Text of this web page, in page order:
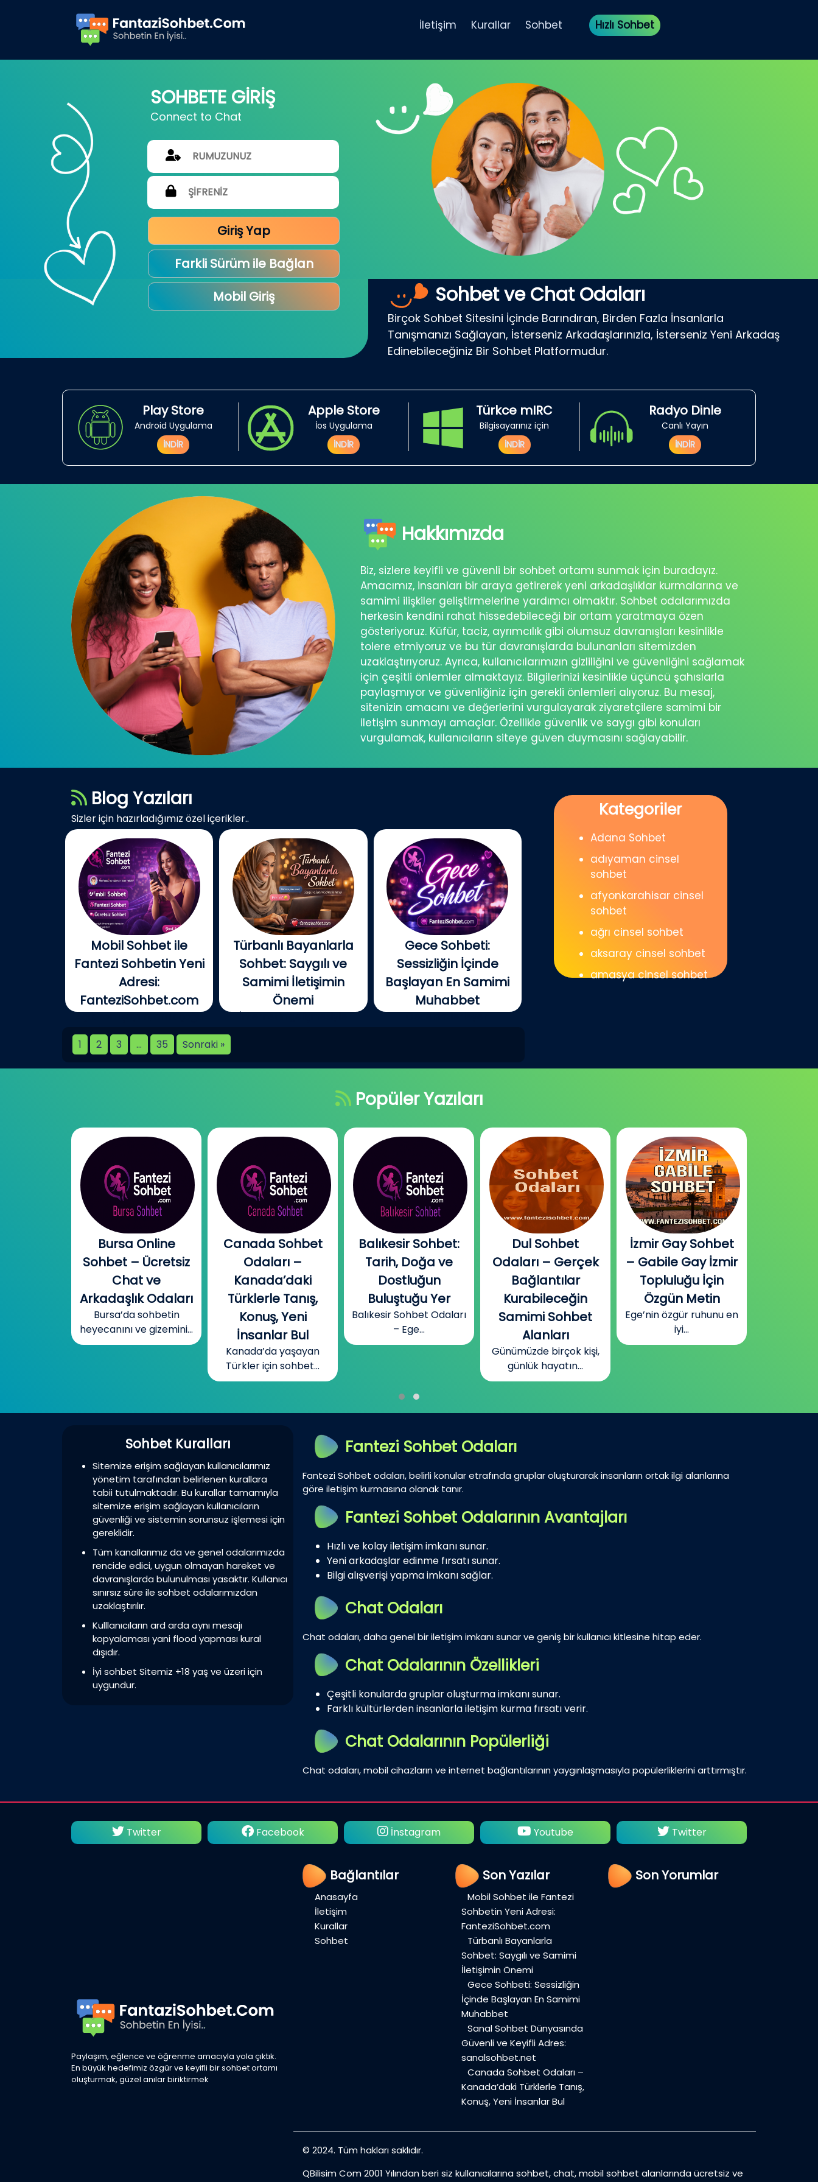
İletişim Kurallar Sohbet Hızlı Sohbet
SOHBETE GİRİŞ
Connect to Chat
Giriş Yap
Farkli Sürüm ile Bağlan
Mobil Giriş
Sohbet ve Chat Odaları
Birçok Sohbet Sitesini İçinde Barındıran, Birden Fazla İnsanlarla
Tanışmanızı Sağlayan, İsterseniz Arkadaşlarınızla, İsterseniz Yeni Arkadaş
Edinebileceğiniz Bir Sohbet Platformudur.
Play Store
Android Uygulama
İNDİR
Apple Store
İos Uygulama
İNDİR
Türkce mIRC
Bilgisayarınız için
İNDİR
Radyo Dinle
Canlı Yayın
İNDİR
Hakkımızda
Biz, sizlere keyifli ve güvenli bir sohbet ortamı sunmak için buradayız.
Amacımız, insanları bir araya getirerek yeni arkadaşlıklar kurmalarına ve
samimi ilişkiler geliştirmelerine yardımcı olmaktır. Sohbet odalarımızda
herkesin kendini rahat hissedebileceği bir ortam yaratmaya özen
gösteriyoruz. Küfür, taciz, ayrımcılık gibi olumsuz davranışları kesinlikle
tolere etmiyoruz ve bu tür davranışlarda bulunanları sitemizden
uzaklaştırıyoruz. Ayrıca, kullanıcılarımızın gizliliğini ve güvenliğini sağlamak
için çeşitli önlemler almaktayız. Bilgilerinizi kesinlikle üçüncü şahıslarla
paylaşmıyor ve güvenliğiniz için gerekli önlemleri alıyoruz. Bu mesaj,
sitenizin amacını ve değerlerini vurgulayarak ziyaretçilere samimi bir
iletişim sunmayı amaçlar. Özellikle güvenlik ve saygı gibi konuları
vurgulamak, kullanıcıların siteye güven duymasını sağlayabilir.
Blog Yazıları
Sizler için hazırladığımız özel içerikler..
Mobil Sohbet ile
Fantezi Sohbetin Yeni
Adresi:
FanteziSohbet.com
Açık konuşayım, artık çoğu
kişi...
Türbanlı Bayanlarla
Sohbet: Saygılı ve
Samimi İletişimin
Önemi
İnternetin gelişmesiyle
Gece Sohbeti:
Sessizliğin İçinde
Başlayan En Samimi
Muhabbet
Gecenin ilerleyen
1
2 3 … 35 Sonraki »
Kategoriler
Adana Sohbet
adıyaman cinsel
sohbet
afyonkarahisar cinsel
sohbet
ağrı cinsel sohbet
aksaray cinsel sohbet
amasya cinsel sohbet
Popüler Yazıları
Bursa Online
Sohbet – Ücretsiz
Chat ve
Arkadaşlık Odaları
Bursa’da sohbetin
heyecanını ve gizemini...
Canada Sohbet
Odaları –
Kanada’daki
Türklerle Tanış,
Konuş, Yeni
İnsanlar Bul
Kanada’da yaşayan
Türkler için sohbet...
Balıkesir Sohbet:
Tarih, Doğa ve
Dostluğun
Buluştuğu Yer
Balıkesir Sohbet Odaları
– Ege...
Dul Sohbet
Odaları – Gerçek
Bağlantılar
Kurabileceğin
Samimi Sohbet
Alanları
Günümüzde birçok kişi,
günlük hayatın...
İzmir Gay Sohbet
– Gabile Gay İzmir
Topluluğu İçin
Özgün Metin
Ege’nin özgür ruhunu en
iyi...
Sohbet Kuralları
Sitemize erişim sağlayan kullanıcılarımız
yönetim tarafından belirlenen kurallara
tabii tutulmaktadır. Bu kurallar tamamıyla
sitemize erişim sağlayan kullanıcıların
güvenliği ve sistemin sorunsuz işlemesi için
gereklidir.
Tüm kanallarımız da ve genel odalarımızda
rencide edici, uygun olmayan hareket ve
davranışlarda bulunulması yasaktır. Kullanıcı
sınırsız süre ile sohbet odalarımızdan
uzaklaştırılır.
Kulllanıcıların ard arda aynı mesajı
kopyalaması yani flood yapması kural
dışıdır.
İyi sohbet Sitemiz +18 yaş ve üzeri için
uygundur.
Fantezi Sohbet Odaları
Fantezi Sohbet odaları, belirli konular etrafında gruplar oluşturarak insanların ortak ilgi alanlarına
göre iletişim kurmasına olanak tanır.
Fantezi Sohbet Odalarının Avantajları
Hızlı ve kolay iletişim imkanı sunar.
Yeni arkadaşlar edinme fırsatı sunar.
Bilgi alışverişi yapma imkanı sağlar.
Chat Odaları
Chat odaları, daha genel bir iletişim imkanı sunar ve geniş bir kullanıcı kitlesine hitap eder.
Chat Odalarının Özellikleri
Çeşitli konularda gruplar oluşturma imkanı sunar.
Farklı kültürlerden insanlarla iletişim kurma fırsatı verir.
Chat Odalarının Popülerliği
Chat odaları, mobil cihazların ve internet bağlantılarının yaygınlaşmasıyla popülerliklerini arttırmıştır.
Twitter Facebook İnstagram Youtube Twitter
Paylaşım, eğlence ve öğrenme amacıyla yola çıktık.
En büyük hedefimiz özgür ve keyifli bir sohbet ortamı
oluşturmak, güzel anılar biriktirmek
Bağlantılar
Anasayfa
İletişim
Kurallar
Sohbet
Son Yazılar
Mobil Sohbet ile Fantezi
Sohbetin Yeni Adresi:
FanteziSohbet.com
Türbanlı Bayanlarla
Sohbet: Saygılı ve Samimi
İletişimin Önemi
Gece Sohbeti: Sessizliğin
İçinde Başlayan En Samimi
Muhabbet
Sanal Sohbet Dünyasında
Güvenli ve Keyifli Adres:
sanalsohbet.net
Canada Sohbet Odaları –
Kanada’daki Türklerle Tanış,
Konuş, Yeni İnsanlar Bul
Son Yorumlar
© 2024. Tüm hakları saklıdır.
QBilisim Com 2001 Yılından beri siz kullanıcılarına sohbet, chat, mobil sohbet alanlarında ücretsiz ve